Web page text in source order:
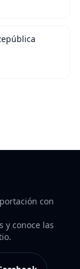
con
y conoce las